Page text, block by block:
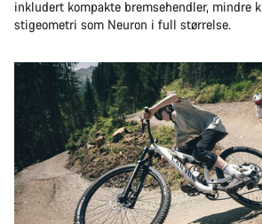
inkludert kompakte bremsehendler, mindre
stigeometri som Neuron i full størrelse.